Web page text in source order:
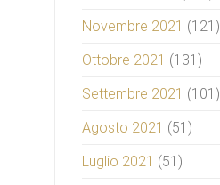
Novembre 2021 (121)
Ottobre 2021 (131)
Settembre 2021 (101)
Agosto 2021 (51)
Luglio 2021 (51)